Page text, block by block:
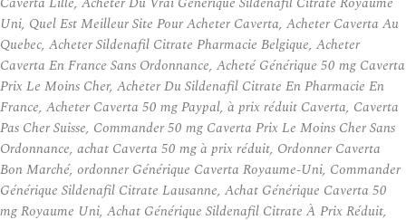
Uni, Quel Est Meilleur Site Pour Acheter Caverta, Acheter Caverta Au
Quebec, Acheter Sildenafil Citrate Pharmacie Belgique, Acheter
Caverta En France Sans Ordonnance, Acheté Générique 50 mg Caverta
Prix Le Moins Cher, Acheter Du Sildenafil Citrate En Pharmacie En
France, Acheter Caverta 50 mg Paypal, à prix réduit Caverta, Caverta
Pas Cher Suisse, Commander 50 mg Caverta Prix Le Moins Cher Sans
Ordonnance, achat Caverta 50 mg à prix réduit, Ordonner Caverta
Bon Marché, ordonner Générique Caverta Royaume-Uni, Commander
Générique Sildenafil Citrate Lausanne, Achat Générique Caverta 50
mg Royaume Uni, Achat Générique Sildenafil Citrate À Prix Réduit,